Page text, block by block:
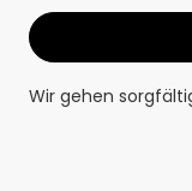
Wir gehen